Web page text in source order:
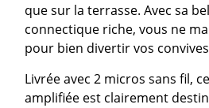
que sur la terrasse. Avec sa
connectique riche, vous ne
pour bien divertir vos
Livrée avec 2 micros sans fil,
amplifiée est clairement